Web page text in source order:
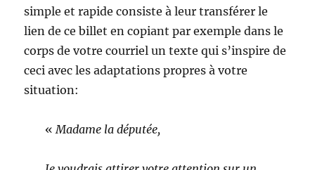
simple et rapide consiste à leur transférer le
lien de ce billet en copiant par exemple dans le
corps de votre courriel un texte qui s’inspire de
ceci avec les adaptations propres à votre
situation:
« Madame la députée,